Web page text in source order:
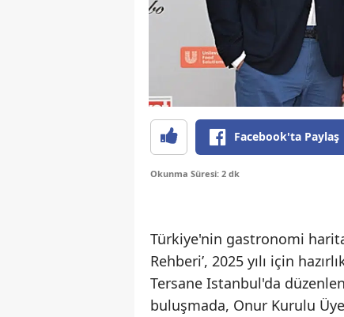
Facebook'ta Paylaş
Okunma Süresi: 2 dk
Türkiye'nin gastronomi
Rehberi’, 2025 yılı için
Tersane Istanbul'da
buluşmada, Onur Kurulu